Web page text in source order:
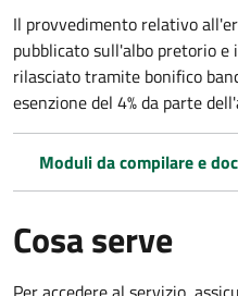
Il provvedimento relativo
pubblicato sull'albo pretorio
rilasciato tramite bonifico
esenzione del 4% da parte
Moduli da compilare e
Cosa serve